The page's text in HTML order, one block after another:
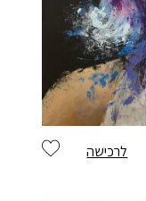
לרכישה